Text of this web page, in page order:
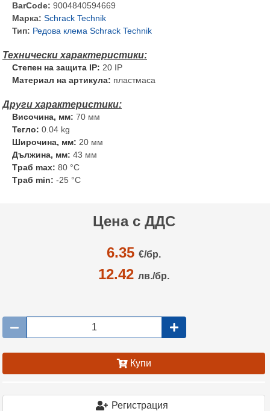
BarCode: 9004840594669
Марка: Schrack Technik
Тип: Редова клема Schrack Technik
Степен на защита IP: 20 IP
Материал на артикула: пластмаса
Височина, мм: 70 мм
Тегло: 0.04 kg
Широчина, мм: 20 мм
Дължина, мм: 43 мм
Tраб max: 80 °C
Tраб min: -25 °C
Цена с ДДС
6.35 €/бр.
12.42 лв./бр.
Купи
Регистрация